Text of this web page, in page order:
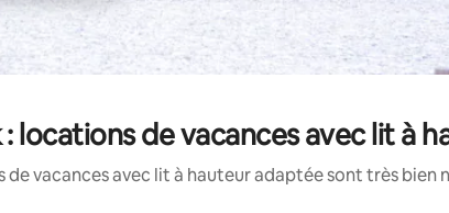
locations de vacances avec lit à
de vacances avec lit à hauteur adaptée sont très